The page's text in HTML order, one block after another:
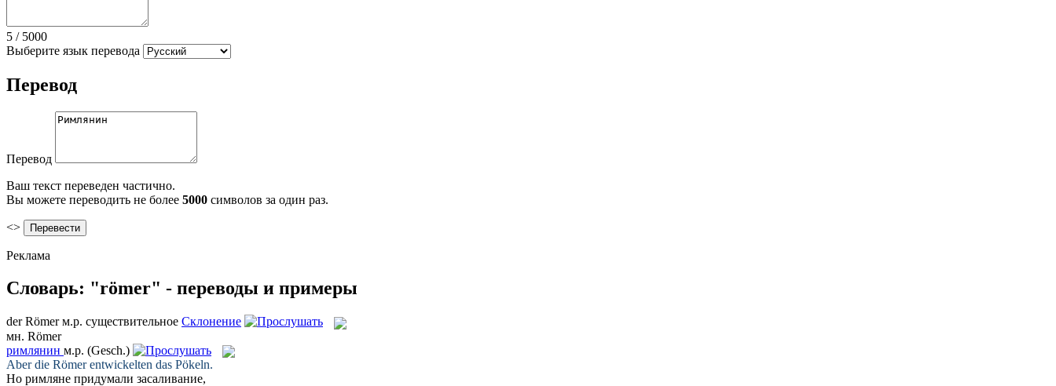
5 / 5000
Выберите язык перевода
Перевод
Перевод
Ваш текст переведен частично.
Вы можете переводить не более 5000 символов за один раз.
<>
Реклама
Словарь: "römer" - переводы и примеры
derRömer м.р. существительное Склонение
мн. Römer
римлянин м.р. (Gesch.)
Aber die Römerentwickelten das Pökeln.
Но римляне придумали засаливание,